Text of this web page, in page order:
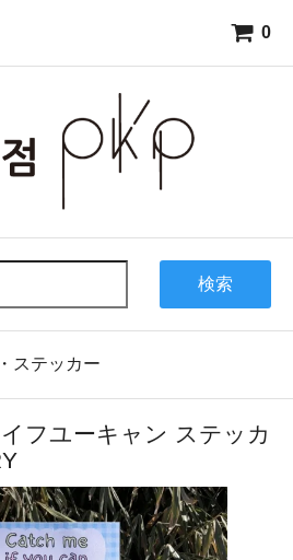
0
検索
ステッカー
フユーキャン ステッカ